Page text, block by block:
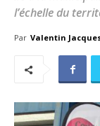
l’échelle du
Par Valentin